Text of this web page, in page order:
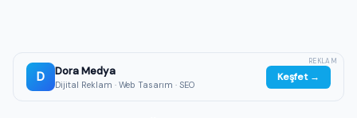
D Dora Medya
Dijital Reklam · Web Tasarım · SEO
Keşfet →
REKLAM